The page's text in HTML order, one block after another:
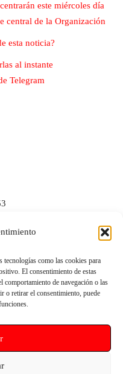
tecnologías como las cookies para
El consentimiento de estas
comportamiento de navegación o las
o retirar el consentimiento, puede
este miércoles día
central de la Organización
esta noticia?
al instante
Telegram
Observatorio del Kit Digital